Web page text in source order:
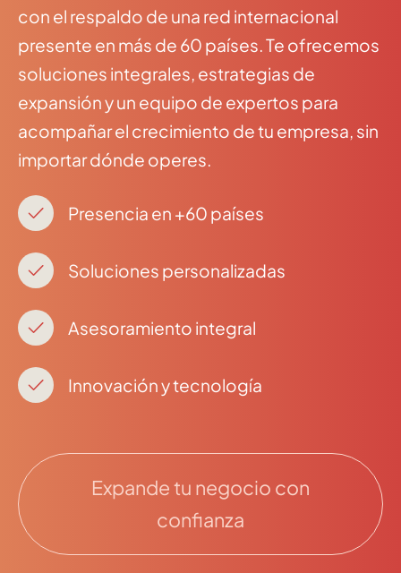
con el respaldo de una red internacional
presente en más de 60 países. Te ofrecemos
soluciones integrales, estrategias de
expansión y un equipo de expertos para
acompañar el crecimiento de tu empresa, sin
importar dónde operes.
Presencia en +60 países
Soluciones personalizadas
Asesoramiento integral
Innovación y tecnología
Expande tu negocio con
confianza